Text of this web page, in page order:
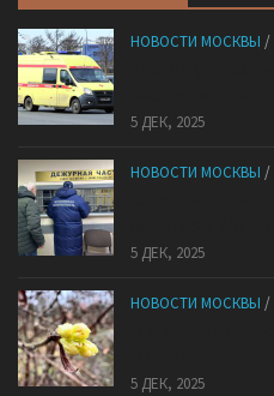
НОВОСТИ МОСКВЫ /
5 ДЕК, 2025
НОВОСТИ МОСКВЫ /
5 ДЕК, 2025
НОВОСТИ МОСКВЫ /
5 ДЕК, 2025